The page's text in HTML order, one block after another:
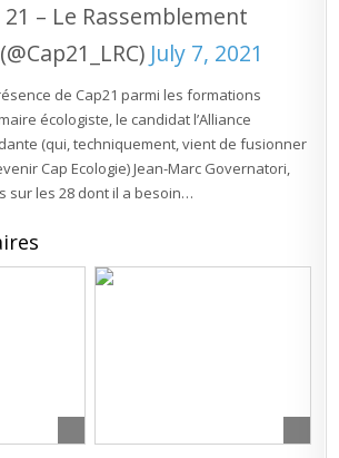
– Le Rassemblement
July 7, 2021
de Cap21 parmi les formations
écologiste, le candidat l’Alliance
(qui, techniquement, vient de fusionner
Cap Ecologie) Jean-Marc Governatori,
sur les 28 dont il a besoin…